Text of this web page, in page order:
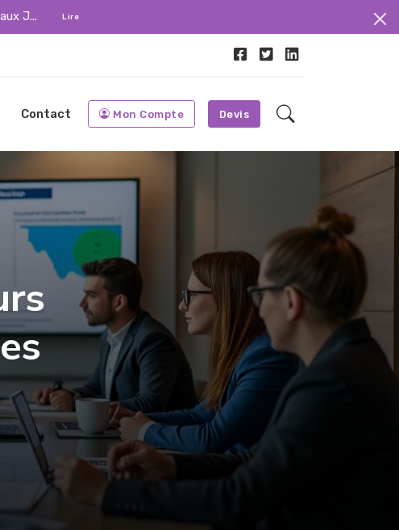
J... Lire
Contact Mon Compte Devis